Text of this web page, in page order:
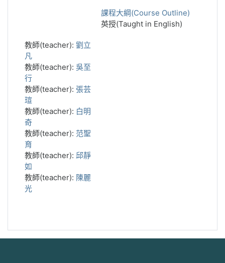
課程大綱(Course Outline)
英授(Taught in English)
教師(teacher): 劉立
凡
教師(teacher): 吳至
行
教師(teacher): 張芸
瑄
教師(teacher): 白明
奇
教師(teacher): 范聖
育
教師(teacher): 邱靜
如
教師(teacher): 陳麗
光